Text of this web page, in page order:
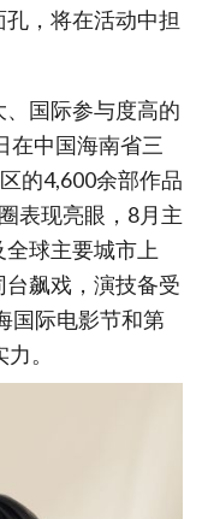
，将在活动中担
国际参与度高的
在中国海南省三
的4,600余部作品
表现亮眼，8月主
球主要城市上
飙戏，演技备受
国际电影节和第
。